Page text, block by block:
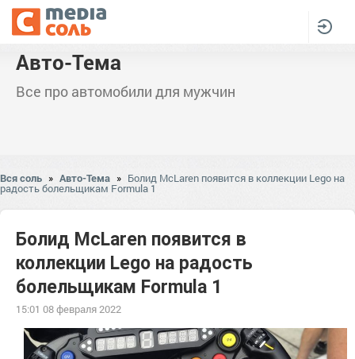
Авто-Тема
Все про автомобили для мужчин
Вся соль » Авто-Тема » Болид McLaren появится в коллекции Lego на
радость болельщикам Formula 1
Болид McLaren появится в
коллекции Lego на радость
болельщикам Formula 1
15:01 08 февраля 2022